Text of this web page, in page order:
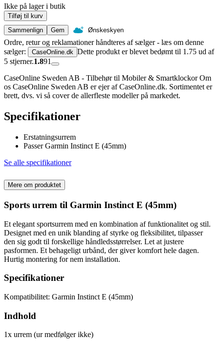
Ikke på lager i butik
Tilføj til kurv
Sammenlign
Gem Ønskeskyen
Ordre, retur og reklamationer håndteres af sælger - læs om denne
sælger:
CaseOnline.dk Dette produkt er blevet bedømt til 1.75 ud af
5 stjerner.1.891
CaseOnline Sweden AB - Tilbehør til Mobiler & Smartklockor Om
os CaseOnline Sweden AB er ejer af CaseOnline.dk. Sortimentet er
brett, dvs. vi så cover de allerfleste modeller på markedet.
Specifikationer
Erstatningsurrem
Passer Garmin Instinct E (45mm)
Se alle specifikationer
Mere om produktet
Sports urrem til Garmin Instinct E (45mm)
Et elegant sportsurrem med en kombination af funktionalitet og stil.
Designet med en unik blanding af styrke og fleksibilitet, tilpasser
den sig godt til forskellige håndledsstørrelser. Let at justere
pasformen. Et behageligt urbånd, der giver komfort hele dagen.
Hurtig montering for nem installation.
Specifikationer
Kompatibilitet: Garmin Instinct E (45mm)
Indhold
1x urrem (ur medfølger ikke)